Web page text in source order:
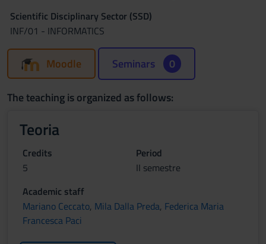
Scientific Disciplinary Sector (SSD)
INF/01 - INFORMATICS
Moodle Seminars 0
The teaching is organized as follows:
Teoria
Credits
5
Period
II semestre
Academic staff
Mariano Ceccato, Mila Dalla Preda, Federica Maria
Francesca Paci